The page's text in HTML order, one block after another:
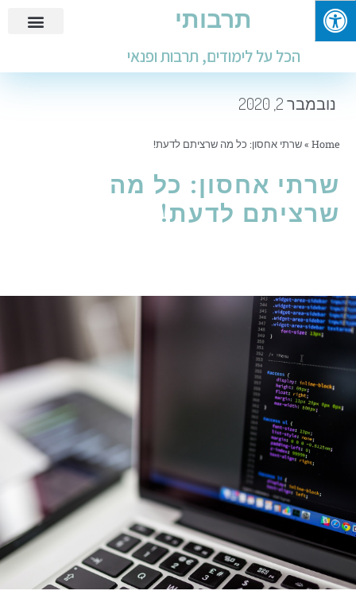
תרבותי
הכל על לימודים, תרבות ופנאי
נובמבר 2, 2020
Home
»שרתי אחסון: כל מה שרציתם לדעת!
שרתי אחסון: כל מה
שרציתם לדעת!